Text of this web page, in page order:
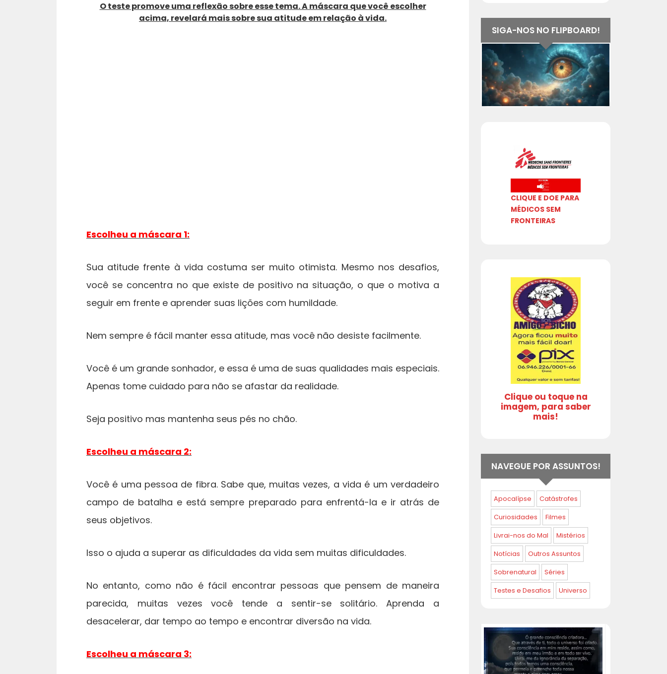
O teste promove uma reflexão sobre esse tema. A máscara que você escolher
acima, revelará mais sobre sua atitude em relação à vida.
Escolheu a máscara 1:
Sua atitude frente à vida costuma ser muito otimista. Mesmo nos desafios,
você se concentra no que existe de positivo na situação, o que o motiva a
seguir em frente e aprender suas lições com humildade.
Nem sempre é fácil manter essa atitude, mas você não desiste facilmente.
Você é um grande sonhador, e essa é uma de suas qualidades mais especiais.
Apenas tome cuidado para não se afastar da realidade.
Seja positivo mas mantenha seus pés no chão.
Escolheu a máscara 2:
Você é uma pessoa de fibra. Sabe que, muitas vezes, a vida é um verdadeiro
campo de batalha e está sempre preparado para enfrentá-la e ir atrás de
seus objetivos.
Isso o ajuda a superar as dificuldades da vida sem muitas dificuldades.
No entanto, como não é fácil encontrar pessoas que pensem de maneira
parecida, muitas vezes você tende a sentir-se solitário. Aprenda a
desacelerar, dar tempo ao tempo e encontrar diversão na vida.
Escolheu a máscara 3:
SIGA-NOS NO FLIPBOARD!
CLIQUE E DOE PARA
MÉDICOS SEM
FRONTEIRAS
Clique ou toque na
imagem, para saber
mais!
NAVEGUE POR ASSUNTOS!
Apocalípse Catástrofes
Curiosidades Filmes
Livrai-nos do Mal Mistérios
Notícias Outros Assuntos
Sobrenatural Séries
Testes e Desafios Universo